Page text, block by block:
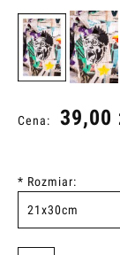
Cena: 39,00
* Rozmiar: